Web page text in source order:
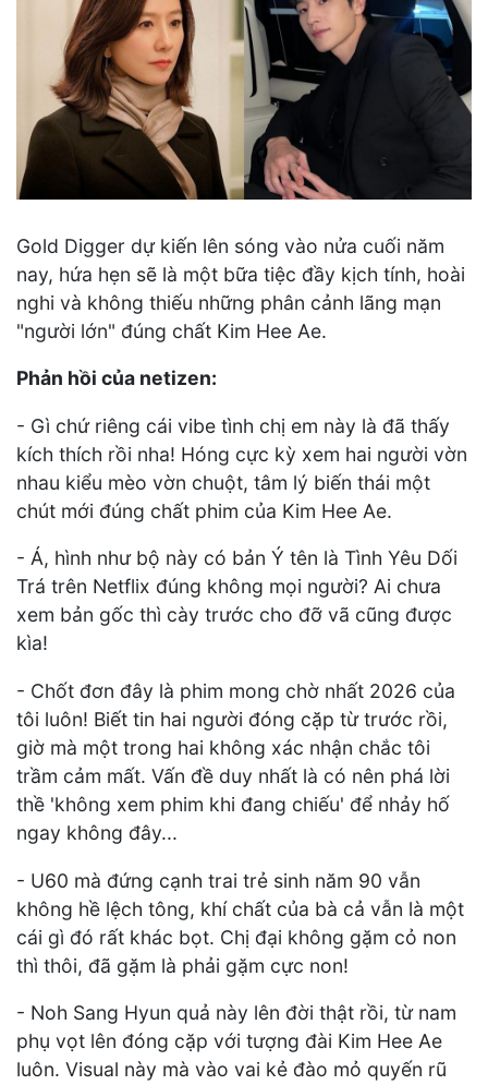
Gold Digger dự kiến lên sóng vào nửa cuối năm
nay, hứa hẹn sẽ là một bữa tiệc đầy kịch tính, hoài
nghi và không thiếu những phân cảnh lãng mạn
"người lớn" đúng chất Kim Hee Ae.
Phản hồi của netizen:
- Gì chứ riêng cái vibe tình chị em này là đã thấy
kích thích rồi nha! Hóng cực kỳ xem hai người vờn
nhau kiểu mèo vờn chuột, tâm lý biến thái một
chút mới đúng chất phim của Kim Hee Ae.
- Á, hình như bộ này có bản Ý tên là Tình Yêu Dối
Trá trên Netflix đúng không mọi người? Ai chưa
xem bản gốc thì cày trước cho đỡ vã cũng được
kìa!
- Chốt đơn đây là phim mong chờ nhất 2026 của
tôi luôn! Biết tin hai người đóng cặp từ trước rồi,
giờ mà một trong hai không xác nhận chắc tôi
trầm cảm mất. Vấn đề duy nhất là có nên phá lời
thề 'không xem phim khi đang chiếu' để nhảy hố
ngay không đây...
- U60 mà đứng cạnh trai trẻ sinh năm 90 vẫn
không hề lệch tông, khí chất của bà cả vẫn là một
cái gì đó rất khác bọt. Chị đại không gặm cỏ non
thì thôi, đã gặm là phải gặm cực non!
- Noh Sang Hyun quả này lên đời thật rồi, từ nam
phụ vọt lên đóng cặp với tượng đài Kim Hee Ae
luôn. Visual này mà vào vai kẻ đào mỏ quyến rũ